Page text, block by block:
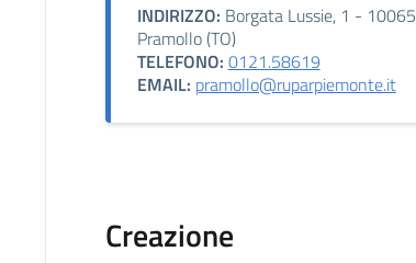
INDIRIZZO: Borgata Lussie, 1 - 10065
Pramollo (TO)
TELEFONO: 0121.58619
EMAIL: pramollo@ruparpiemonte.it
Creazione